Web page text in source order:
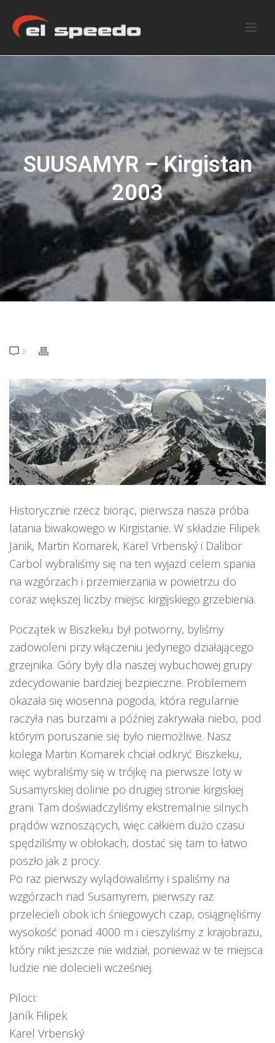
SUUSAMYR – Kirgistan
2003
0
Historycznie rzecz biorąc, pierwsza nasza próba
latania biwakowego w Kirgistanie. W składzie Filipek
Janik, Martin Komarek, Karel Vrbenský i Dalibor
Carbol wybraliśmy się na ten wyjazd celem spania
na wzgórzach i przemierzania w powietrzu do
coraz większej liczby miejsc kirgijskiego grzebienia.
Początek w Biszkeku był potworny, byliśmy
zadowoleni przy włączeniu jedynego działającego
grzejnika. Góry były dla naszej wybuchowej grupy
zdecydowanie bardziej bezpieczne. Problemem
okazała się wiosenna pogoda, która regularnie
raczyła nas burzami a później zakrywała niebo, pod
którym poruszanie się było niemożliwe. Nasz
kolega Martin Komarek chciał odkryć Biszkeku,
więc wybraliśmy się w trójkę na pierwsze loty w
Susamyrskiej dolinie po drugiej stronie kirgiskiej
grani. Tam doświadczyliśmy ekstremalnie silnych
prądów wznoszących, więc całkiem dużo czasu
spędziliśmy w obłokach, dostać się tam to łatwo
poszło jak z procy.
Po raz pierwszy wylądowaliśmy i spaliśmy na
wzgórzach nad Susamyrem, pierwszy raz
przelecieli obok ich śniegowych czap, osiągnęliśmy
wysokość ponad 4000 m i cieszyliśmy z krajobrazu,
który nikt jeszcze nie widział, ponieważ w te miejsca
ludzie nie dolecieli wcześniej.
Piloci:
Janík Filipek
Karel Vrbenský